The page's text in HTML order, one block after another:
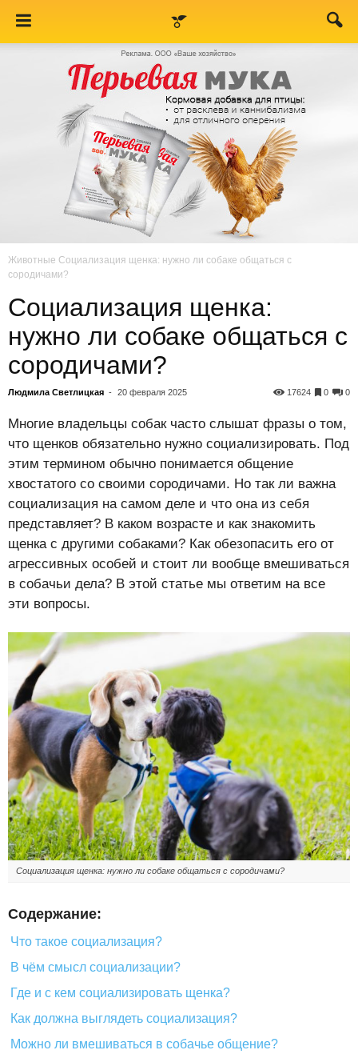
Животные Социализация щенка: нужно ли собаке общаться с
сородичами?
Социализация щенка:
нужно ли собаке общаться с
сородичами?
Людмила Светлицкая - 20 февраля 2025 0
0
17624
Многие владельцы собак часто слышат фразы о том,
что щенков обязательно нужно социализировать. Под
этим термином обычно понимается общение
хвостатого со своими сородичами. Но так ли важна
социализация на самом деле и что она из себя
представляет? В каком возрасте и как знакомить
щенка с другими собаками? Как обезопасить его от
агрессивных особей и стоит ли вообще вмешиваться
в собачьи дела? В этой статье мы ответим на все
эти вопросы.
Социализация щенка: нужно ли собаке общаться с сородичами?
Содержание:
Что такое социализация?
В чём смысл социализации?
Где и с кем социализировать щенка?
Как должна выглядеть социализация?
Можно ли вмешиваться в собачье общение?